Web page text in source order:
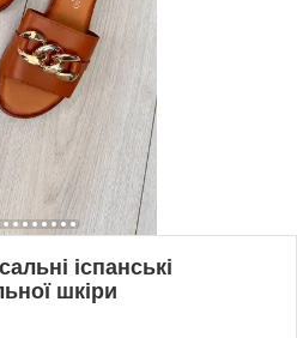
іспанські
шкіри